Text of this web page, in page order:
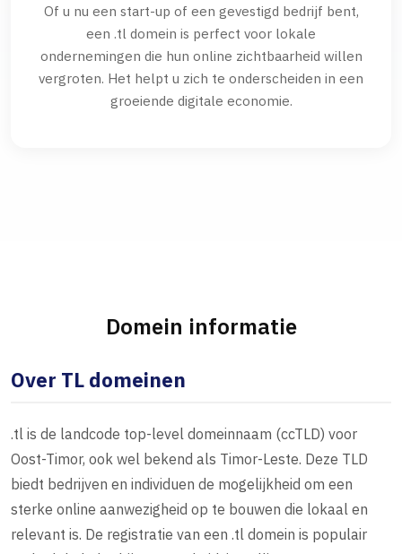
Of u nu een start-up of een gevestigd bedrijf bent,
een .tl domein is perfect voor lokale
ondernemingen die hun online zichtbaarheid willen
vergroten. Het helpt u zich te onderscheiden in een
groeiende digitale economie.
Domein informatie
Over TL domeinen
.tl is de landcode top-level domeinnaam (ccTLD) voor
Oost-Timor, ook wel bekend als Timor-Leste. Deze TLD
biedt bedrijven en individuen de mogelijkheid om een
sterke online aanwezigheid op te bouwen die lokaal en
relevant is. De registratie van een .tl domein is populair